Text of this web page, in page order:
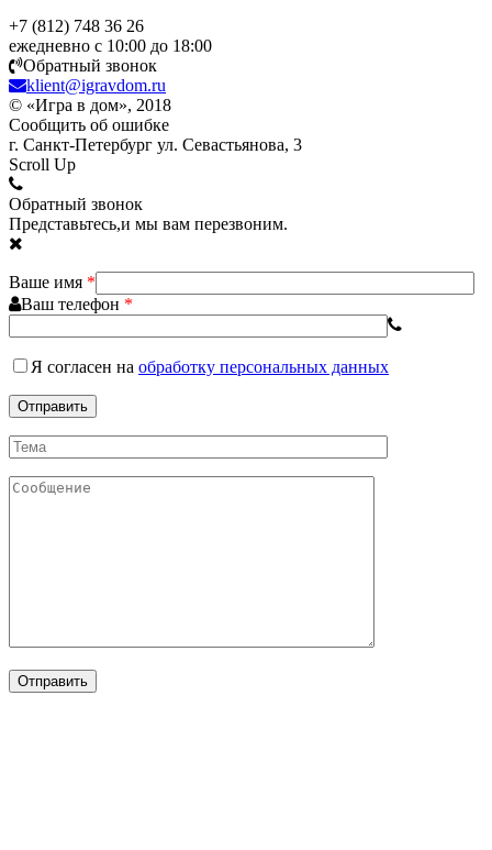
+7 (812) 748 36 26
ежедневно с 10:00 до 18:00
Обратный звонок
klient@igravdom.ru
© «Игра в дом», 2018
Сообщить об ошибке
г. Санкт-Петербург ул. Севастьянова, 3
Scroll Up
Обратный звонок
Представьтесь,и мы вам перезвоним.
Ваше имя *
Ваш телефон *
Я согласен на обработку персональных данных